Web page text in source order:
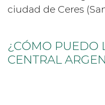
ciudad de Ceres
¿CÓMO PUEDO
CENTRAL